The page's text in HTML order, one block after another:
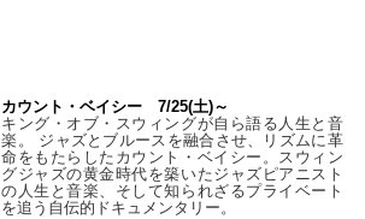
カウント・ベイシー 7/25(土)～
キング・オブ・スウィングが自ら語る人生と音
楽。 ジャズとブルースを融合させ、リズムに革
命をもたらしたカウント・ベイシー。スウィン
グジャズの黄金時代を築いたジャズピアニスト
の人生と音楽、そして知られざるプライベート
を追う自伝的ドキュメンタリー。